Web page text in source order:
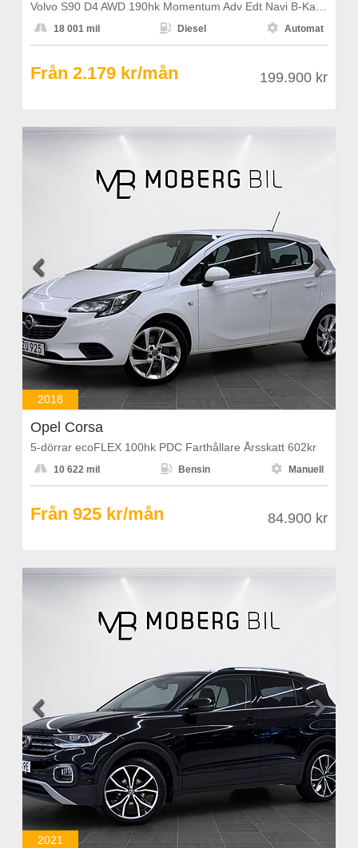
 18 001 mil  Diesel  Automat
Från 2.179 kr/mån 199.900 kr
 
2018
Opel Corsa
5-dörrar ecoFLEX 100hk PDC Farthållare Årsskatt 602kr
 10 622 mil  Bensin  Manuell
Från 925 kr/mån 84.900 kr
 
2021